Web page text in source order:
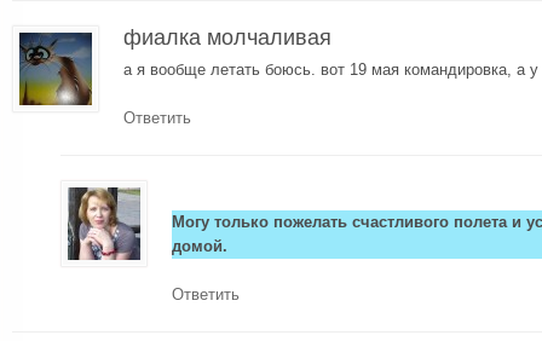
фиалка молчаливая
а я вообще летать боюсь. вот 19 мая командировка, а
Ответить
Могу только пожелать счастливого полета и
домой.
Ответить